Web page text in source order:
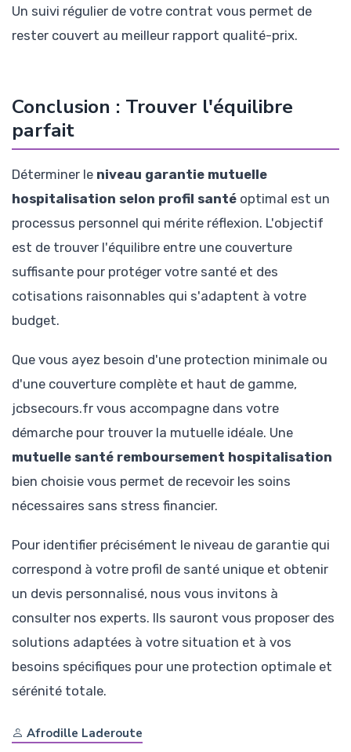
Un suivi régulier de votre contrat vous permet de
rester couvert au meilleur rapport qualité-prix.
Conclusion : Trouver l'équilibre
parfait
Déterminer le niveau garantie mutuelle
hospitalisation selon profil santé optimal est un
processus personnel qui mérite réflexion. L'objectif
est de trouver l'équilibre entre une couverture
suffisante pour protéger votre santé et des
cotisations raisonnables qui s'adaptent à votre
budget.
Que vous ayez besoin d'une protection minimale ou
d'une couverture complète et haut de gamme,
jcbsecours.fr vous accompagne dans votre
démarche pour trouver la mutuelle idéale. Une
mutuelle santé remboursement hospitalisation
bien choisie vous permet de recevoir les soins
nécessaires sans stress financier.
Pour identifier précisément le niveau de garantie qui
correspond à votre profil de santé unique et obtenir
un devis personnalisé, nous vous invitons à
consulter nos experts. Ils sauront vous proposer des
solutions adaptées à votre situation et à vos
besoins spécifiques pour une protection optimale et
sérénité totale.
Afrodille Laderoute